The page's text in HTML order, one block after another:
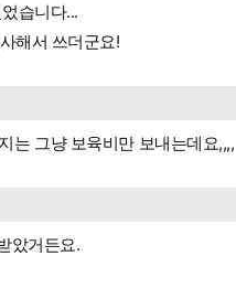
습니다...
해서 쓰더군요!
는 그냥 보육비만 보내는데요,,,,
았거든요.